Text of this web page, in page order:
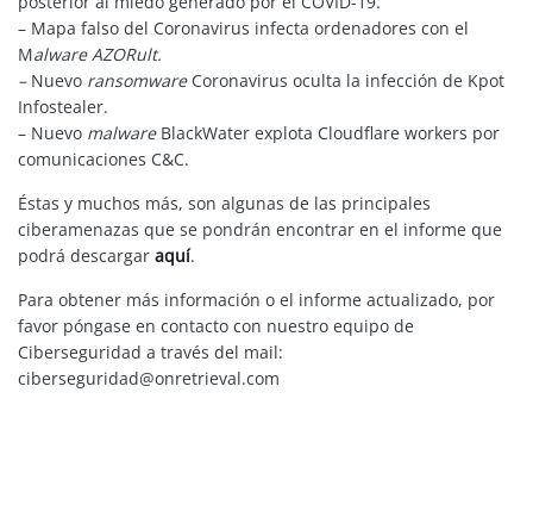
– Mapa falso del Coronavirus infecta ordenadores con el
Malware AZORult.
– Nuevo ransomware Coronavirus oculta la infección de Kpot
Infostealer.
– Nuevo malwareBlackWater explota Cloudflare workers por
comunicaciones C&C.
Éstas y muchos más, son algunas de las principales
ciberamenazas que se pondrán encontrar en el informe que
podrá descargar aquí.
Para obtener más información o el informe actualizado, por
favor póngase en contacto con nuestro equipo de
Ciberseguridad a través del mail:
ciberseguridad@onretrieval.com